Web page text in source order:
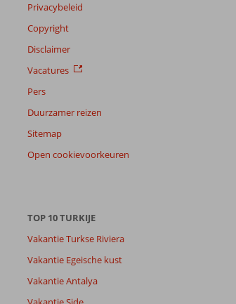
Privacybeleid
Copyright
Disclaimer
Vacatures
Pers
Duurzamer reizen
Sitemap
Open cookievoorkeuren
TOP 10 TURKIJE
Vakantie Turkse Riviera
Vakantie Egeische kust
Vakantie Antalya